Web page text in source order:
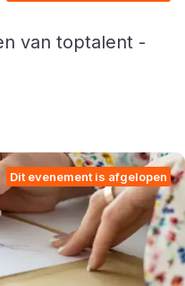
van toptalent -
Dit evenement is afgelopen